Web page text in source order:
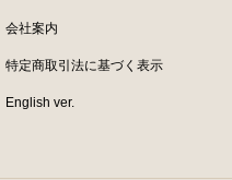
会社案内
特定商取引法に基づく表示
English ver.